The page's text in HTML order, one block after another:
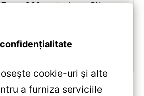
CC3 pentru Lexus RX:
cookie-uri și alte
a furniza serviciile